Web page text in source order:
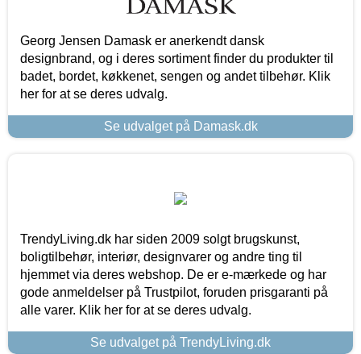
Georg Jensen Damask er anerkendt dansk
designbrand, og i deres sortiment finder du produkter til
badet, bordet, køkkenet, sengen og andet tilbehør. Klik
her for at se deres udvalg.
Se udvalget på Damask.dk
TrendyLiving.dk har siden 2009 solgt brugskunst,
boligtilbehør, interiør, designvarer og andre ting til
hjemmet via deres webshop. De er e-mærkede og har
gode anmeldelser på Trustpilot, foruden prisgaranti på
alle varer. Klik her for at se deres udvalg.
Se udvalget på TrendyLiving.dk